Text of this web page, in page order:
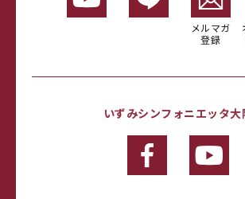
メルマガ
登録
いずみシンフォニエッタ大